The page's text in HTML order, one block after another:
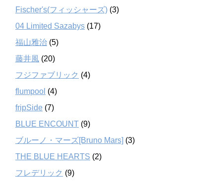
Fischer's(フィッシャーズ) (3)
04 Limited Sazabys (17)
福山雅治 (5)
藤井風 (20)
フジファブリック (4)
flumpool (4)
fripSide (7)
BLUE ENCOUNT (9)
ブルーノ・マーズ[Bruno Mars] (3)
THE BLUE HEARTS (2)
フレデリック (9)